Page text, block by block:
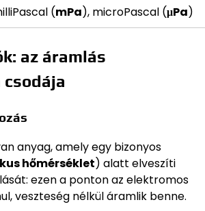
(mPa), microPascal (μPa)
az áramlás
anyag, amely egy bizonyos
hőmérséklet) alatt elveszíti
ezen a ponton az elektromos
veszteség nélkül áramlik benne.